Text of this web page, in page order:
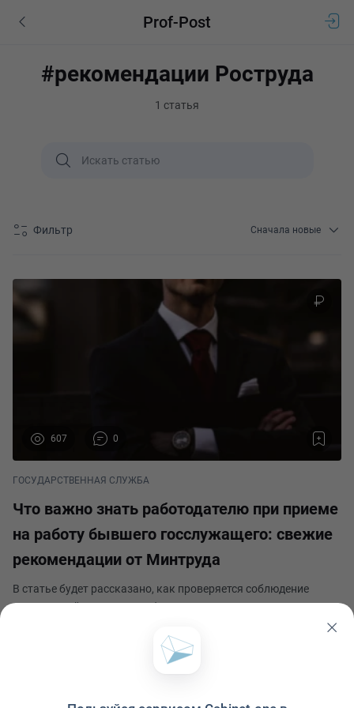
Prof-Post
#рекомендации Роструда
1 статья
Фильтр Сначала новые
607 0
ГОСУДАРСТВЕННАЯ СЛУЖБА
Что важно знать работодателю при приеме
на работу бывшего госслужащего: свежие
рекомендации от Минтруда
В статье будет рассказано, как проверяется соблюдение
ограничений в отношении бывших муниципальных и
государственных служащих, за что работодатель может быть
привлечен к ответственности по итогам проверок комиссий по
нелегальной занятости, а также какими штраф
Опубликовано 15 октября 2024